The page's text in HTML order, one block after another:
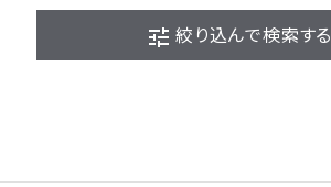
tune 絞り込んで検索する